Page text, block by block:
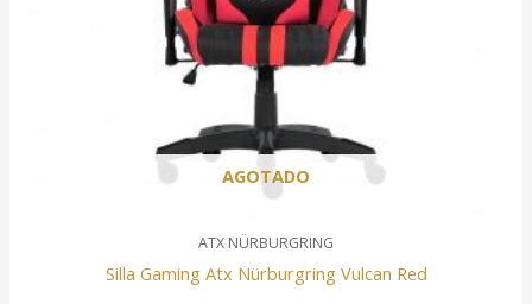
AGOTADO
ATX NÜRBURGRING
Silla Gaming Atx Nürburgring Vulcan Red